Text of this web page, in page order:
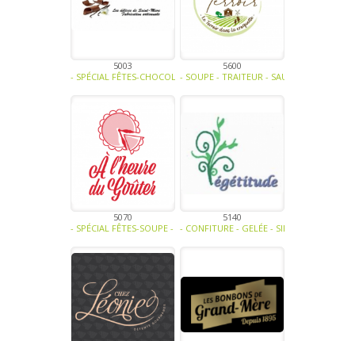
5003
- SPÉCIAL FÊTES-CHOCOLAT ET DÉRIVÉS -
5600
- SOUPE - TRAITEUR - SAUCE-
5070
- SPÉCIAL FÊTES-SOUPE - TRAITEUR - SAUCE- TAPENADE-
5140
- CONFITURE - GELÉE - SIROP -